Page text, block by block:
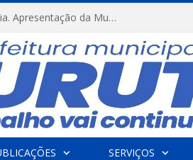
FESTRIBAL 2026 – No Coração da Amazônia. Apresentação da Munduruku.
SERVIÇOS